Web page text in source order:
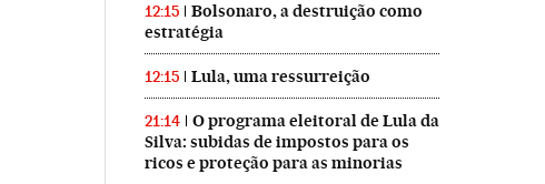
12:15
Bolsonaro, a destruição como
estratégia
12:15 Lula, uma ressurreição
21:14
O programa eleitoral de Lula da
Silva: subidas de impostos para os
ricos e proteção para as minorias